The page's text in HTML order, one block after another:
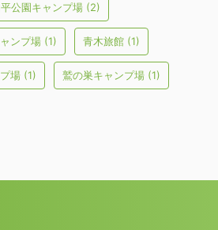
公園キャンプ場 (2)
ンプ場 (1) 青木旅館 (1)
場 (1) 鷲の巣キャンプ場 (1)